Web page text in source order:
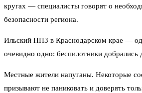
кругах — специалисты говорят о
безопасности региона.
Ильский НПЗ в Краснодарском крае —
очевидно одно: беспилотники добрались
Местные жители напуганы. Некоторые
призывают не паниковать и доверять